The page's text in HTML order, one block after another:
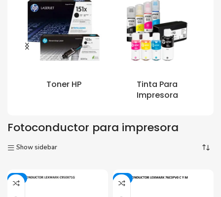
Toner HP
Tinta Para
Impresora
Fotoconductor para impresora
Show sidebar
-4% -3%